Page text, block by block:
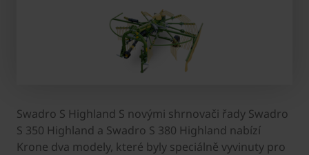
Swadro S Highland S novými shrnovači řady Swadro
S 350 Highland a Swadro S 380 Highland nabízí
Krone dva modely, které byly speciálně vyvinuty pro